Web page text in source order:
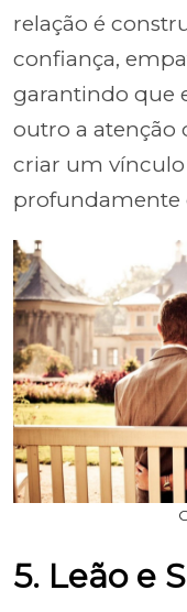
relação é
confiança,
garantindo que
outro a atenção
criar um
profundamente
5. Leão e